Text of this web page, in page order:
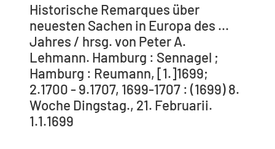
Historische Remarques über
neuesten Sachen in Europa des ...
Jahres / hrsg. von Peter A.
Lehmann. Hamburg : Sennagel ;
Hamburg : Reumann, [1.]1699;
2.1700 - 9.1707, 1699-1707 : (1699) 8.
Woche Dingstag., 21. Februarii.
1.1.1699